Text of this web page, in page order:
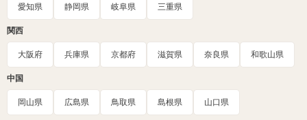
愛知県 静岡県 岐阜県 三重県
関西
大阪府 兵庫県 京都府 滋賀県 奈良県 和歌山県
中国
岡山県 広島県 鳥取県 島根県 山口県